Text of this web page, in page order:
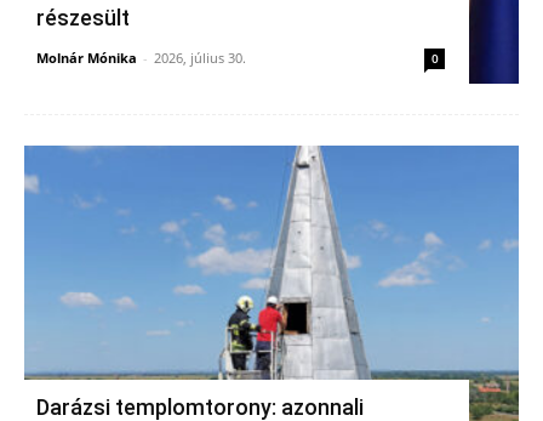
részesült
Molnár Mónika - 2026, július 30. 0
Darázsi templomtorony: azonnali